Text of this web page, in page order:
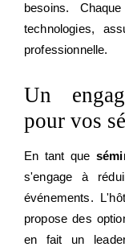
besoins.
technologies,
professionnelle.
Un
pour vos
En tant que
s'engage à
événements.
propose des
en fait un